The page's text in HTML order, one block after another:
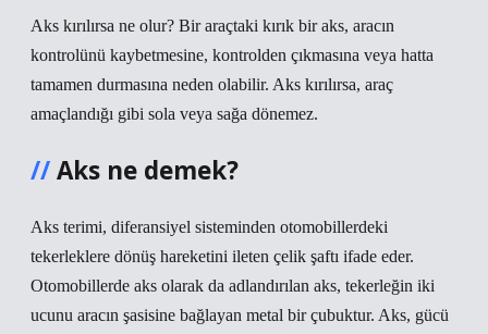
Aks kırılırsa ne olur? Bir araçtaki kırık bir aks, aracın
kontrolünü kaybetmesine, kontrolden çıkmasına veya hatta
tamamen durmasına neden olabilir. Aks kırılırsa, araç
amaçlandığı gibi sola veya sağa dönemez.
Aks ne demek?
Aks terimi, diferansiyel sisteminden otomobillerdeki
tekerleklere dönüş hareketini ileten çelik şaftı ifade eder.
Otomobillerde aks olarak da adlandırılan aks, tekerleğin iki
ucunu aracın şasisine bağlayan metal bir çubuktur. Aks, gücü